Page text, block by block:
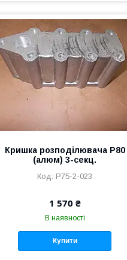
Кришка розподілювача Р80
(алюм) 3-секц.
Р75-2-023
1 570 ₴
В наявності
Купити